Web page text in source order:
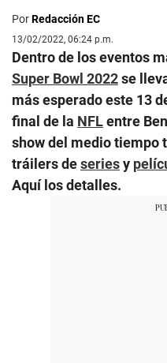
PorRedacción EC
13/02/2022, 06:24 p.m.
Dentro de los eventos
Super Bowl 2022se
más esperado este 13
final de la NFLentre
show del medio tiempo
tráilers deseriesy
Aquí los detalles.